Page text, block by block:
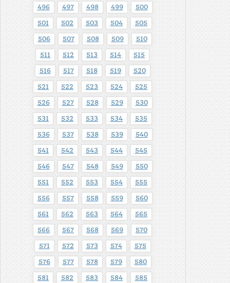
496 497 498 499 500
501 502 503 504 505
506 507 508 509 510
511 512 513 514 515
516 517 518 519 520
521 522 523 524 525
526 527 528 529 530
531 532 533 534 535
536 537 538 539 540
541 542 543 544 545
546 547 548 549 550
551 552 553 554 555
556 557 558 559 560
561 562 563 564 565
566 567 568 569 570
571 572 573 574 575
576 577 578 579 580
581 582 583 584 585